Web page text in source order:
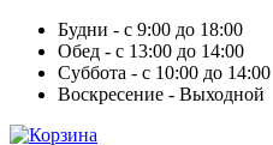
Будни - с 9:00 до 18:00
Обед - с 13:00 до 14:00
Суббота - с 10:00 до 14:00
Воскресение - Выходной